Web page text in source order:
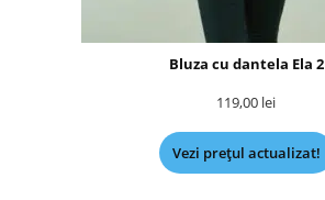
Bluza cu dantela Ela 2
119,00 lei
Vezi prețul actualizat!